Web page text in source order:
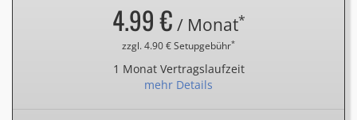
4.99 € / Monat*
zzgl. 4.90 € Setupgebühr*
1 Monat Vertragslaufzeit
mehr Details